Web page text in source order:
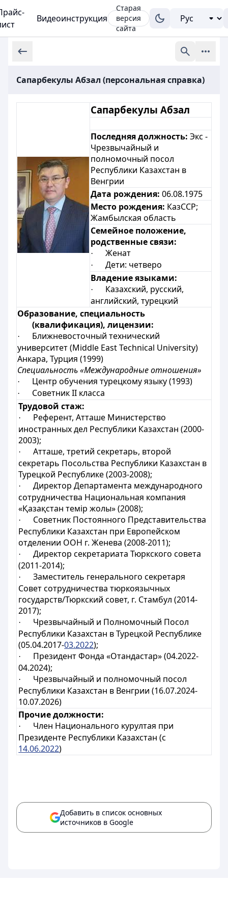
Видеоинструкция
Старая
версия
сайта
Сапарбекулы Абзал (персональная справка)
Сапарбекулы Абзал
Последняя должность: Экс -
Чрезвычайный и
полномочный посол
Республики Казахстан в
Венгрии
Дата рождения: 06.08.1975
Место рождения: КазССР;
Жамбылская область
Семейное положение,
родственные связи:
· Женат
·
Дети: четверо
Владение языками:
·
Казахский, русский,
английский, турецкий
Образование, специальность
(квалификация), лицензии:
·
Ближневосточный технический
университет (Middle East Technical University)
Анкара, Турция (1999)
Специальность «Международные отношения»
· Центр обучения турецкому языку (1993)
·
Советник ІІ класса
Трудовой стаж:
·
Референт, Атташе Министерство
иностранных дел Республики Казахстан (2000-
2003);
·
Атташе, третий секретарь, второй
секретарь Посольства Республики Казахстан в
Турецкой Республике (2003-2008);
·
Директор Департамента международного
сотрудничества Национальная компания
«Қазақстан темір жолы» (2008);
·
Советник Постоянного Представительства
Республики Казахстан при Европейском
отделении ООН г. Женева (2008-2011);
·
Директор секретариата Тюркского совета
(2011-2014);
·
Заместитель генерального секретаря
Совет сотрудничества тюркоязычных
государств/Тюркский совет, г. Стамбул (2014-
2017);
·
Чрезвычайный и Полномочный Посол
Республики Казахстан в Турецкой Республике
(05.04.2017-03.2022);
·
Президент Фонда «Отандастар» (04.2022-
04.2024);
·
Чрезвычайный и полномочный посол
Республики Казахстан в Венгрии (16.07.2024-
10.07.2026)
Прочие должности:
·
Член Национального курултая при
Президенте Республики Казахстан (с
14.06.2022)
Добавить в список основных
источников в Google